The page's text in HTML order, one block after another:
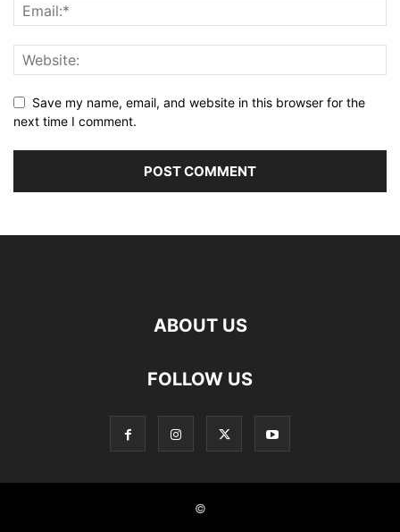
Save my name, email, and website in this browser for the
next time I comment.
ABOUT US
FOLLOW US
©